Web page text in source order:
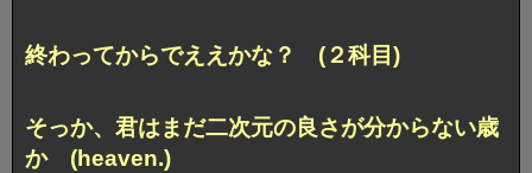
終わってからでええかな？ (２科目)
そっか、君はまだ二次元の良さが分からない歳
か (heaven.)